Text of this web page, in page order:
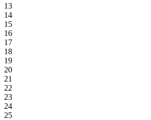
13
14
15
16
17
18
19
20
21
22
23
24
25